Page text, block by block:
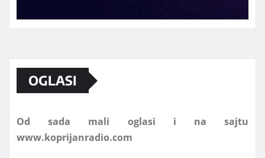
OGLASI
Od sada mali oglasi i na sajtu